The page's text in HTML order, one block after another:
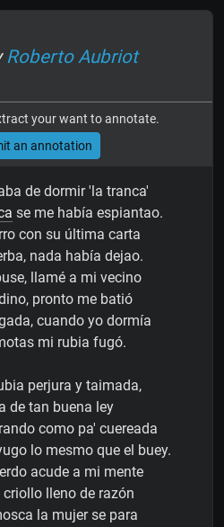
Roberto Aubriot
your want to annotate.
an annotation
de dormir 'la tranca'
se me había espiantao.
con su última carta
nada había dejao.
llamé a mi vecino
pronto me batió
cuando yo dormía
mi rubia fugó.
perjura y taimada,
de tan buena ley
como pa' cuereada
lo mesmo que el buey.
acude a mi mente
lleno de razón
la mujer se para